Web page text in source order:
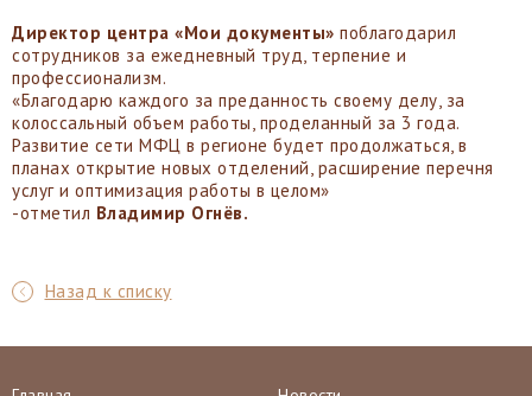
Директор центра «Мои документы» поблагодарил
сотрудников за ежедневный труд, терпение и
профессионализм.
«Благодарю каждого за преданность своему делу, за
колоссальный объем работы, проделанный за 3 года.
Развитие сети МФЦ в регионе будет продолжаться, в
планах открытие новых отделений, расширение перечня
услуг и оптимизация работы в целом»
-отметил Владимир Огнёв.
Назад к списку